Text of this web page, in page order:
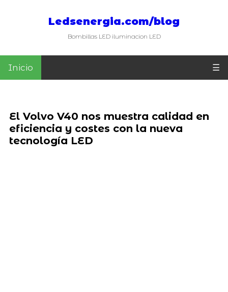
Ledsenergia.com/blog
Bombillas LED iluminacion LED
Inicio ☰
El Volvo V40 nos muestra calidad en
eficiencia y costes con la nueva
tecnología LED